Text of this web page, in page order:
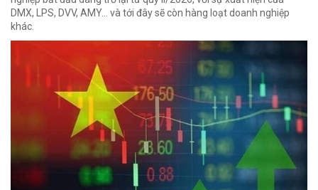
DMX, LPS, DVV, AMY... và tới đây sẽ còn hàng loạt doanh nghiệp
khác.